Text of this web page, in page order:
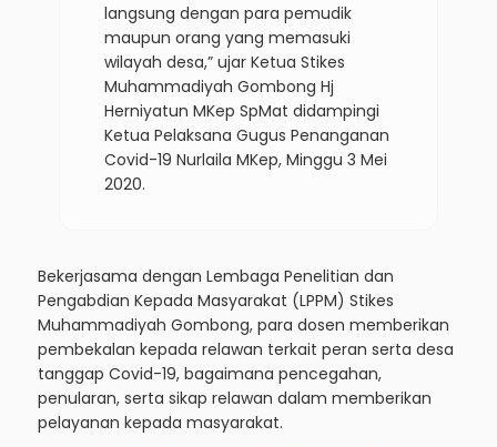
langsung dengan para pemudik
maupun orang yang memasuki
wilayah desa,” ujar Ketua Stikes
Muhammadiyah Gombong Hj
Herniyatun MKep SpMat didampingi
Ketua Pelaksana Gugus Penanganan
Covid-19 Nurlaila MKep, Minggu 3 Mei
2020.
Bekerjasama dengan Lembaga Penelitian dan
Pengabdian Kepada Masyarakat (LPPM) Stikes
Muhammadiyah Gombong, para dosen memberikan
pembekalan kepada relawan terkait peran serta desa
tanggap Covid-19, bagaimana pencegahan,
penularan, serta sikap relawan dalam memberikan
pelayanan kepada masyarakat.